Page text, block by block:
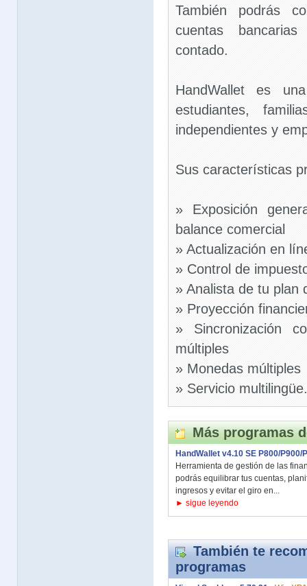
También podrás
cuentas
contado.
HandWallet es
estudiantes,
independientes y
Sus características
» Exposición
balance comercial
» Actualización en
» Control de
» Analista de tu plan
» Proyección
» Sincronización
múltiples
» Monedas múltiples
» Servicio multilingüe.
Más programas
HandWallet v4.10 SE P800/P900/
Herramienta de gestión de las
podrás equilibrar tus cuentas,
ingresos y evitar el giro en...
► sigue leyendo
También te
programas